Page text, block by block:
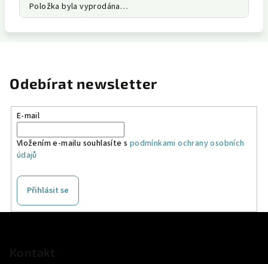
Položka byla vyprodána…
Odebírat newsletter
E-mail
Vložením e-mailu souhlasíte s podmínkami ochrany osobních
údajů
Přihlásit se